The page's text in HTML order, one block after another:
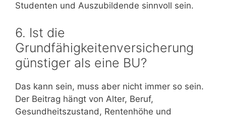
Studenten und Auszubildende sinnvoll sein.
6. Ist die
Grundfähigkeitenversicherung
günstiger als eine BU?
Das kann sein, muss aber nicht immer so sein.
Der Beitrag hängt von Alter, Beruf,
Gesundheitszustand, Rentenhöhe und